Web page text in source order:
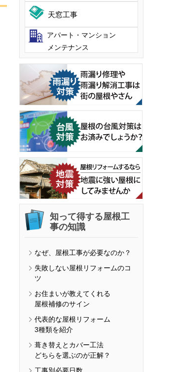
天窓工事
アパート・マンション
メンテナンス
知って得する屋根工
事の知識
なぜ、屋根工事が必要なのか？
失敗しない屋根リフォームのコ
ツ
お住まいが教えてくれる
屋根補修のサイン
代表的な屋根リフォーム
3種類を紹介
葺き替えとカバー工法
どちらを選ぶのが正解？